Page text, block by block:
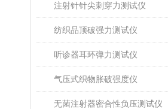
注射针针尖刺穿力测试仪
纺织品顶破强力测试仪
听诊器耳环弹力测试仪
气压式织物胀破强度仪
无菌注射器密合性负压测试仪